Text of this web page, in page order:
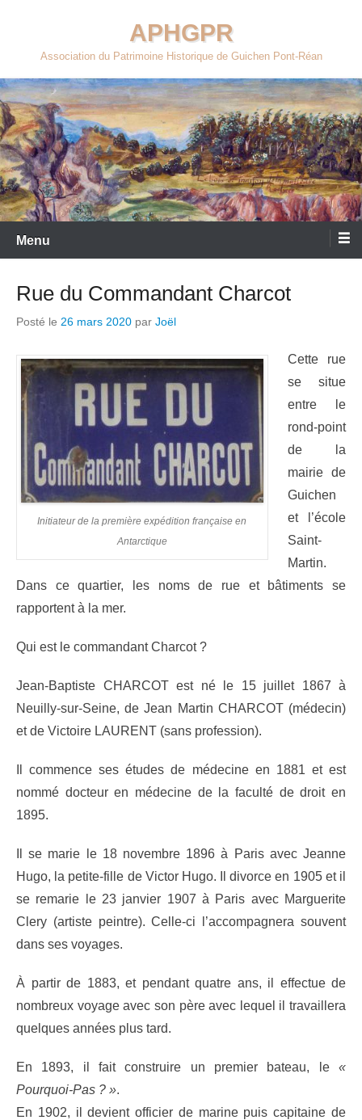
contenu
APHGPR
Association du Patrimoine Historique de Guichen Pont-Réan
Menu
Rue du Commandant Charcot
Posté le 26 mars 2020 par Joël
Initiateur de la première expédition française en
Antarctique
Cette rue
se situe
entre le
rond-point
de la
mairie de
Guichen
et l’école
Saint-
Martin.
Dans ce quartier, les noms de rue et bâtiments se
rapportent à la mer.
Qui est le commandant Charcot ?
Jean-Baptiste CHARCOT est né le 15 juillet 1867 à
Neuilly-sur-Seine, de Jean Martin CHARCOT (médecin)
et de Victoire LAURENT (sans profession).
Il commence ses études de médecine en 1881 et est
nommé docteur en médecine de la faculté de droit en
1895.
Il se marie le 18 novembre 1896 à Paris avec Jeanne
Hugo, la petite-fille de Victor Hugo. Il divorce en 1905 et il
se remarie le 23 janvier 1907 à Paris avec Marguerite
Clery (artiste peintre). Celle-ci l’accompagnera souvent
dans ses voyages.
À partir de 1883, et pendant quatre ans, il effectue de
nombreux voyage avec son père avec lequel il travaillera
quelques années plus tard.
En 1893, il fait construire un premier bateau, le «
Pourquoi-Pas ? ».
En 1902, il devient officier de marine puis capitaine de